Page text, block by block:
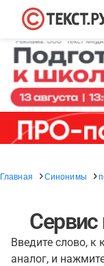
Главная Синонимы
Сервис
Введите слово, к
аналог, и